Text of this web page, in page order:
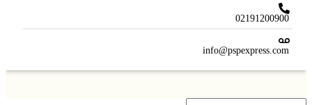
02191200900
info@pspexpress.com